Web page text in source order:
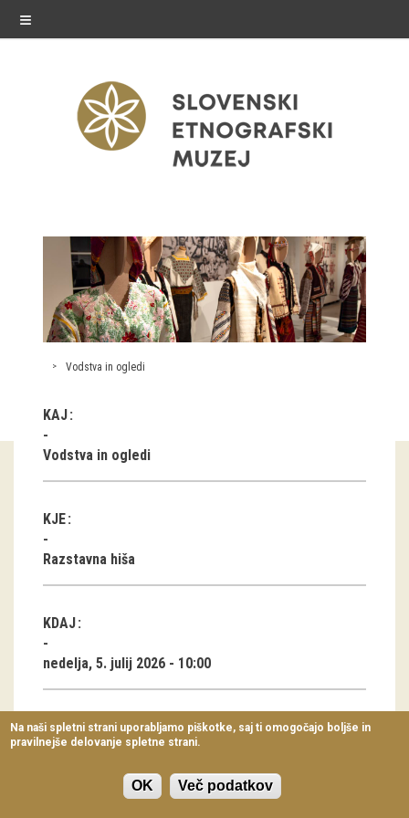
≡
razstave
Stalne razstave
Občasne razstave
Virtualni sprehodi
Razstavni projekti
Arhiv razstav
dogodki
Koledar dogodkov
Prireditve
Predavanja
Delavnice
Vodeni ogledi
Vodstva in ogledi
KAJ
Vodstva in ogledi
KJE
Razstavna hiša
KDAJ
nedelja, 5. julij 2026 - 10:00
RAZSTAVA
konca 19. in 20. stoletja
Na naši spletni strani uporabljamo piškotke, saj ti omogočajo boljše in
pravilnejše delovanje spletne strani.
OK Več podatkov